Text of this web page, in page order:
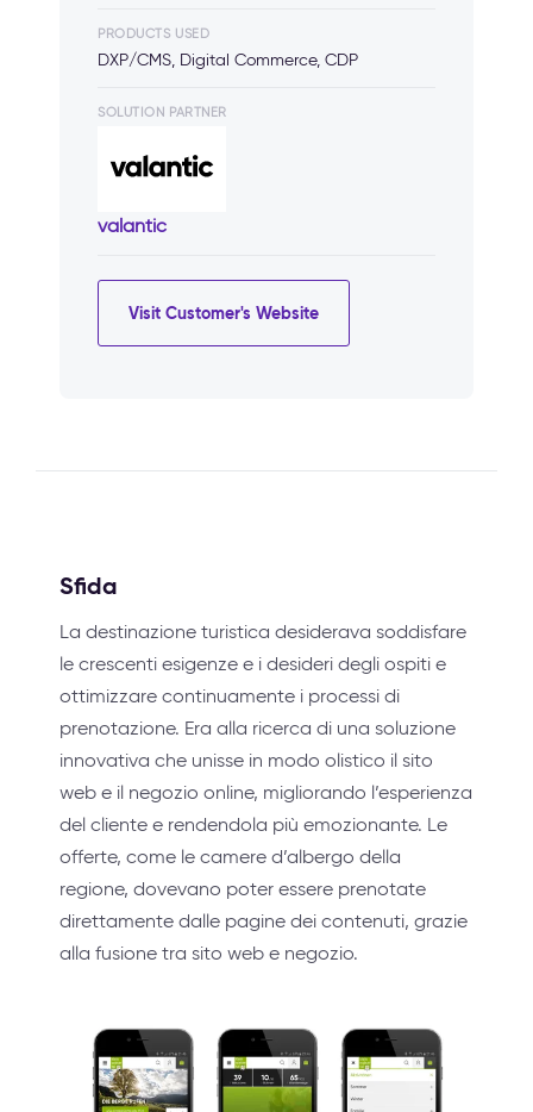
PRODUCTS USED
DXP/CMS, Digital Commerce, CDP
SOLUTION PARTNER
valantic
Visit Customer's Website
Sfida
La destinazione turistica desiderava soddisfare
le crescenti esigenze e i desideri degli ospiti e
ottimizzare continuamente i processi di
prenotazione. Era alla ricerca di una soluzione
innovativa che unisse in modo olistico il sito
web e il negozio online, migliorando l’esperienza
del cliente e rendendola più emozionante. Le
offerte, come le camere d’albergo della
regione, dovevano poter essere prenotate
direttamente dalle pagine dei contenuti, grazie
alla fusione tra sito web e negozio.